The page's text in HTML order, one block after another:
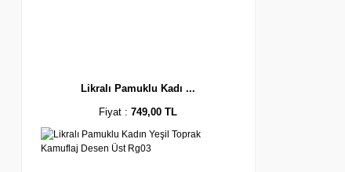
Likralı Pamuklu Kadı ...
Fiyat :749,00 TL